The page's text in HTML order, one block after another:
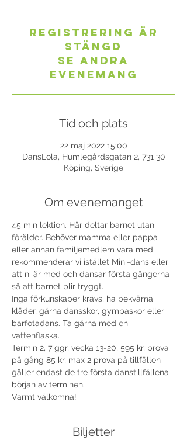
Registrering är
stängd
Se andra
evenemang
Tid och plats
22 maj 2022 15:00
DansLola, Humlegårdsgatan 2, 731 30
Köping, Sverige
Om evenemanget
45 min lektion. Här deltar barnet utan
förälder. Behöver mamma eller pappa
eller annan familjemedlem vara med
rekommenderar vi istället Mini-dans eller
att ni är med och dansar första gångerna
så att barnet blir tryggt.
Inga förkunskaper krävs, ha bekväma
kläder, gärna dansskor, gympaskor eller
barfotadans. Ta gärna med en
vattenflaska.
Termin 2, 7 ggr, vecka 13-20, 595 kr, prova
på gång 85 kr, max 2 prova på tillfällen
gäller endast de tre första danstillfällena i
början av terminen.
Varmt välkomna!
Biljetter